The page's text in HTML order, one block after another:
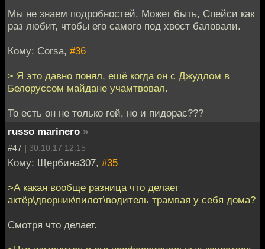
Мы не знаем подробностей. Может быть, Спейси как
раз любит, чтобы его самого под хвост баловали.
Кому: Corsa, #36
> Я это давно понял, ешё когда он с Джудлом в
Белоруссом майдане учамтвовал.
То есть он не только гей, но и пидорас???
russo marinero »
#47 | 30.10.17 12:15
Кому: Щербина307, #35
>А какая вообще разница что делает
актёр\дворник\пилот\водитель трамвая у себя дома?
Смотря что делает.